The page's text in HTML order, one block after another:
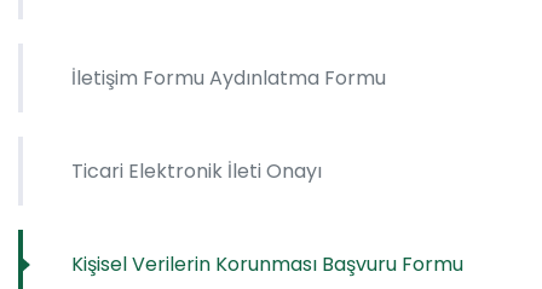
İletişim Formu Aydınlatma Formu
Ticari Elektronik İleti Onayı
Kişisel Verilerin Korunması Başvuru Formu